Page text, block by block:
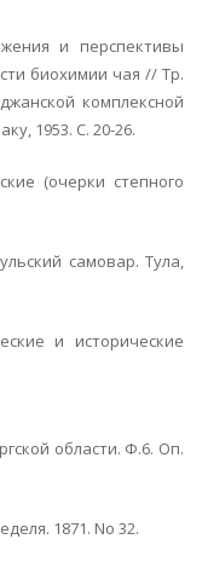
и перспективы
биохимии чая // Тр.
комплексной
1953. С. 20-26.
(очерки степного
самовар. Тула,
и исторические
области. Ф.6. Оп.
1871. No 32.